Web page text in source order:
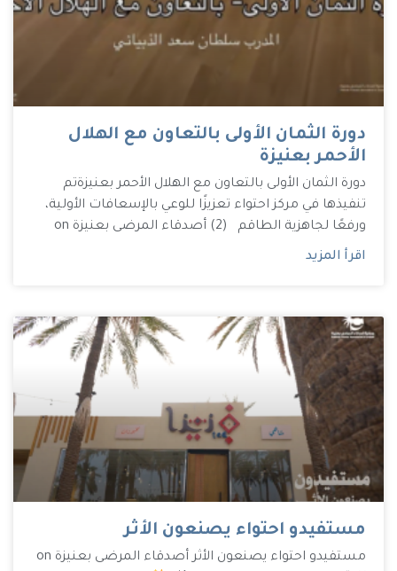
دورة الثمان الأولى بالتعاون مع الهلال
الأحمر بعنيزة
دورة الثمان الأولى بالتعاون مع الهلال الأحمر بعنيزة تم
تنفيذها في مركز احتواء تعزيزًا للوعي بالإسعافات الأولية،
ورفعًا لجاهزية الطاقم (2) أصدقاء المرضى بعنيزة on
اقرأ المزيد
مستفيدو احتواء يصنعون الأثر
مستفيدو احتواء يصنعون الأثر أصدقاء المرضى بعنيزة on